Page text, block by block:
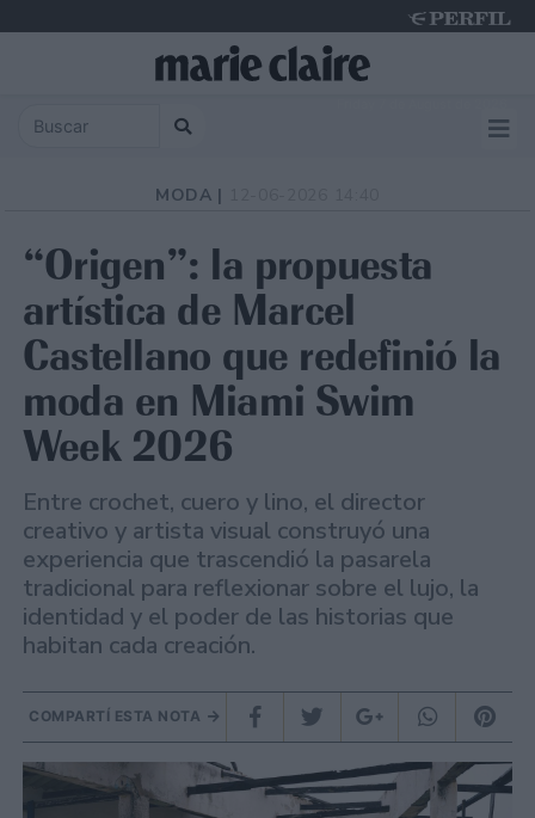
MODA |
“Origen”: la propuesta
artística de Marcel
Castellano que redefinió la
moda en Miami Swim
Week 2026
Entre crochet, cuero y lino, el director
creativo y artista visual construyó una
experiencia que trascendió la pasarela
tradicional para reflexionar sobre el lujo, la
identidad y el poder de las historias que
habitan cada creación.
COMPARTÍ ESTA NOTA